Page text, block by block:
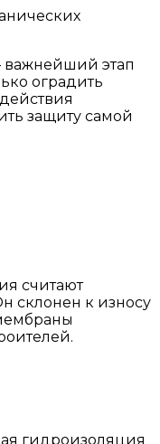
этап
оградить
защиту самой
считают
склонен к износу